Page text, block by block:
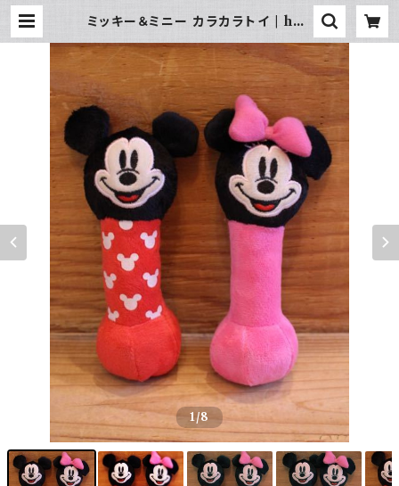
ミッキー＆ミニー カラカラトイ | hun
1/8